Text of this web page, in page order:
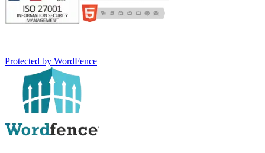
Protected by WordFence